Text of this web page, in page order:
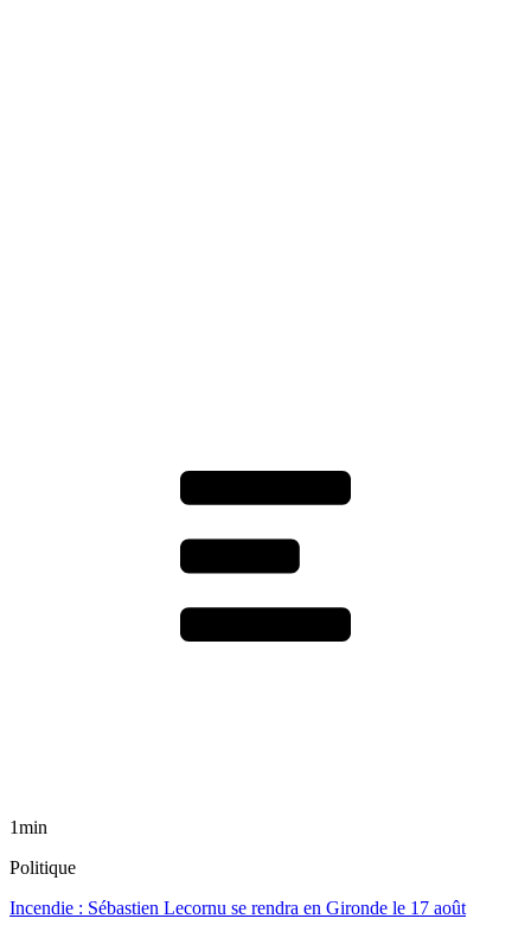
1min
Politique
Incendie : Sébastien Lecornu se rendra en Gironde le 17 août